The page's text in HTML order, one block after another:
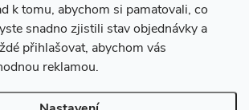
k tomu, abychom si pamatovali, co
snadno zjistili stav objednávky a
přihlašovat, abychom vás
reklamou.
e-cigarety.cz. Všechna práva vyhrazena.